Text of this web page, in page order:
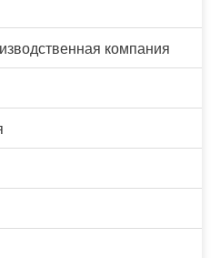
компания